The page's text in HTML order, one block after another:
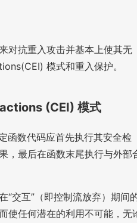
对抗重入攻击并基本上使其无
模式和重入保护。
(CEI) 模式
函数代码应首先执行其安全检
，最后在函数末尾执行与外部
“交互”（即控制流放弃）期间
使任何潜在的利用不可能，无